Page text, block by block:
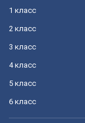
1 класс
2 класс
3 класс
4 класс
5 класс
6 класс